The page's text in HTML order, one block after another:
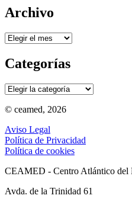
Archivo
Archivo
Categorías
Categorías
© ceamed, 2026
Aviso Legal
Política de Privacidad
Política de cookies
CEAMED - Centro Atlántico del
Avda. de la Trinidad 61